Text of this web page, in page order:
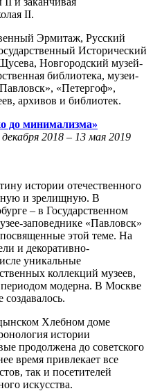
II.
Эрмитаж, Русский
Исторический
Новгородский музей-
библиотека, музеи-
«Петергоф»,
архивов и библиотек.
до минимализма»
2018 – 13 мая 2019
истории отечественного
и зрелищную. В
– в Государственном
заповеднике «Павловск»
этой теме. На
и декоративно-
уникальные
коллекций музеев,
модерна. В Москве
Хлебном доме
истории
продолжена до советского
время привлекает все
так и посетителей
искусства.